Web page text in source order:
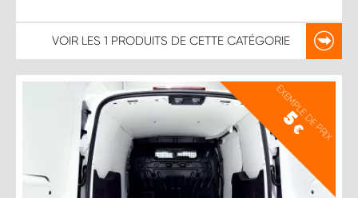
VOIR LES 1 PRODUITS DE CETTE CATÉGORIE
EXEMPLE DE PRIX
5
€